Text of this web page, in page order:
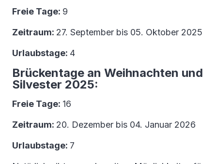
Freie Tage: 9
Zeitraum: 27. September bis 05. Oktober 2025
Urlaubstage: 4
Brückentage an Weihnachten und
Silvester 2025:
Freie Tage: 16
Zeitraum: 20. Dezember bis 04. Januar 2026
Urlaubstage: 7